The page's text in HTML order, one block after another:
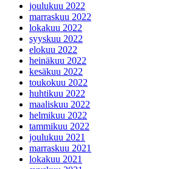
joulukuu 2022
marraskuu 2022
lokakuu 2022
syyskuu 2022
elokuu 2022
heinäkuu 2022
kesäkuu 2022
toukokuu 2022
huhtikuu 2022
maaliskuu 2022
helmikuu 2022
tammikuu 2022
joulukuu 2021
marraskuu 2021
lokakuu 2021